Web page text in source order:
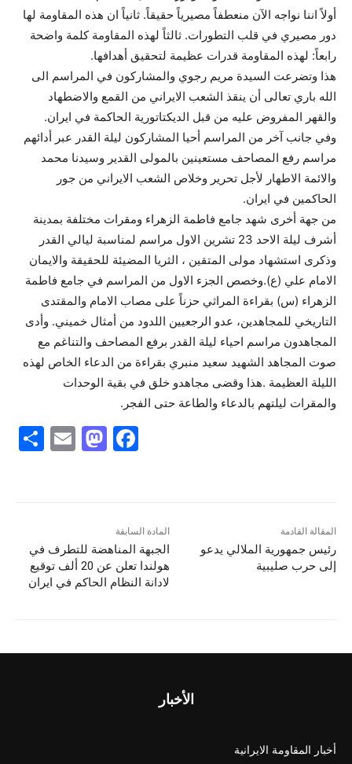
أولاً اننا نواجه الآن منعطفاً مصيرياً حقيقاً. ثانياً ان هذه المقاومة لها
دور مصيري في قلب التطورات. ثالثاً لهذه المقاومة كلمة واضحة
رابعاً: لهذه المقاومة قدرات عظيمة لتحقيق أهدافها.
هذا وتضرعت السيدة مريم رجوي والمشاركون في المراسم الى
الله باري تعالى أن ينقذ الشعب الايراني من القمع والاضطهاد
والقهر المفروض عليه من قبل الديكتاتورية الحاكمة في ايران.
وفي جانب آخر من المراسم أحيا المشاركون ليلة القدر عبر أدائهم
مراسم رفع المصاحف مستعينين بالمولى القدير وسيدنا محمد
والائمة الاطهار لأجل تحرير وخلاص الشعب الايراني من جور
الحاكمين في ايران.
من جهة أخرى شهد جامع فاطمة الزهراء ومقرات مختلفة بمدينة
أشرف ليلة الاحد 23 تشرين الاول مراسم لمناسبة ليالي القدر
وذكرى استشهاد مولى المتقين ، الثريا المضيئة للحقيقة والايمان
الامام علي (ع).وخصص الجزء الاول من المراسم في جامع فاطمة
الزهراء (س) بقراءة المراثي حزناً على مصاب الامام والمقتدى
التاريخي للمجاهدين، عدو الرجعيين اللدود من أمثال خميني. وأدى
المجاهدون مراسم احياء ليلة القدر برفع المصاحف والتناغم مع
صوت المجاهد الشهيد سعيد منبري بقراءة من الدعاء الخاص لهذه
الليلة العظيمة .هذا وقضى مجاهدو خلق في بقية الوحدات
والمقرات ليلتهم بالدعاء والطاعة حتى الفجر.
F
o
o
M
d
o
n
E
المادة السابقة
الجبهة المناهضة للتطرف في
هولندا تعلن عن 20 ألف توقيع
لادانة النظام الحاكم في ايران
المقالة القادمة
رئيس جمهورية الملالي يدعو
إلى حرب صليبية
الأخبار
أخبار المقاومة الايرانية